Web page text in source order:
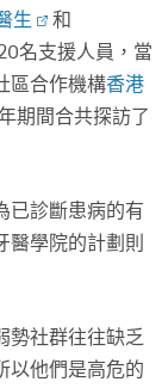
生
和
名支援人員，當
區合作機構香港
期間合共探訪了
已診斷患病的有
醫學院的計劃則
勢社群往往缺乏
以他們是高危的